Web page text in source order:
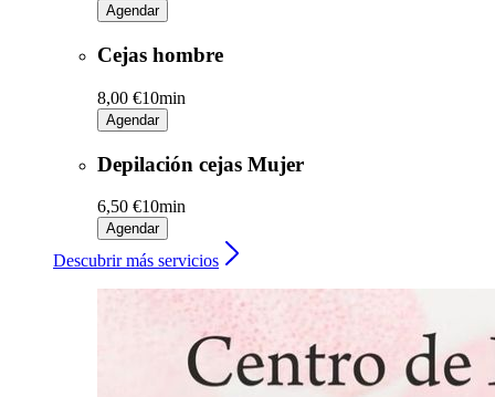
Agendar
Cejas hombre
8,00 €10min
Agendar
Depilación cejas Mujer
6,50 €10min
Agendar
Descubrir más servicios